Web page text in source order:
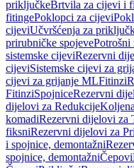
priključkeBrtvila za cijevi i
fitingePoklopci za cijevi
cijeviUčvršćenja za
prirubničke spojevePotrošni
sistemske cijeviRezervni
cijeviSistemske cijevi za
cijevi za grijanje MLFitinzi
FitinziSpojniceRezervni
dijelovi za RedukcijeKoljena
komadiRezervni dijelovi za
fiksniRezervni dijelovi za
i spojnice, demontažni
spojnice, demontažniČepovi